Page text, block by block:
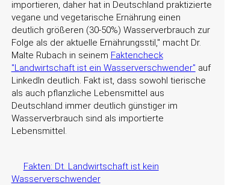
importieren, daher hat in Deutschland praktizierte
vegane und vegetarische Ernährung einen
deutlich größeren (30-50%) Wasserverbrauch zur
Folge als der aktuelle Ernährungsstil, macht Dr.
Malte Rubach in seinem Faktencheck
"Landwirtschaft ist ein Wasserverschwender" auf
LinkedIn deutlich. Fakt ist, dass sowohl tierische
als auch pflanzliche Lebensmittel aus
Deutschland immer deutlich günstiger im
Wasserverbrauch sind als importierte
Lebensmittel.
Fakten: Dt. Landwirtschaft ist kein
Wasserverschwender